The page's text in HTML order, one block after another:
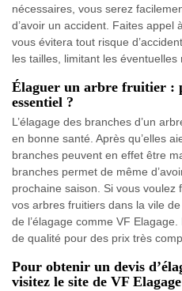
nécessaires, vous serez
d’avoir un accident. Faites appel
vous évitera tout risque
les tailles, limitant les
Élaguer un arbre fruitier :
essentiel ?
L’élagage des branches d’un
en bonne santé. Après qu’elles
branches peuvent en effet être
branches permet de même
prochaine saison. Si vous voulez
vos arbres fruitiers dans la vile
de l’élagage comme VF
de qualité pour des prix très
Pour obtenir un devis
visitez le site de VF Elagage